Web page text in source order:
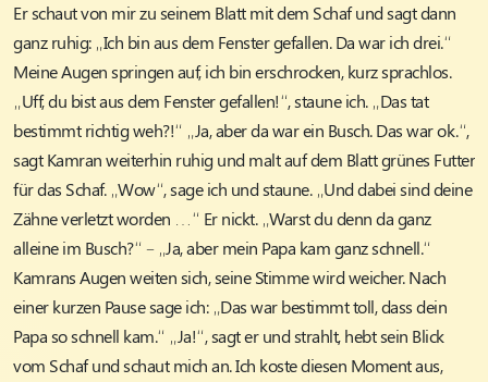
Er schaut von mir zu seinem Blatt mit dem Schaf und sagt dann
ganz ruhig: „Ich bin aus dem Fenster gefallen. Da war ich drei.“
Meine Augen springen auf, ich bin erschrocken, kurz sprachlos.
„Uff, du bist aus dem Fenster gefallen!“, staune ich. „Das tat
bestimmt richtig weh?!“ „Ja, aber da war ein Busch. Das war ok.“,
sagt Kamran weiterhin ruhig und malt auf dem Blatt grünes Futter
für das Schaf. „Wow“, sage ich und staune. „Und dabei sind deine
Zähne verletzt worden …“ Er nickt. „Warst du denn da ganz
alleine im Busch?“ – „Ja, aber mein Papa kam ganz schnell.“
Kamrans Augen weiten sich, seine Stimme wird weicher. Nach
einer kurzen Pause sage ich: „Das war bestimmt toll, dass dein
Papa so schnell kam.“ „Ja!“, sagt er und strahlt, hebt sein Blick
vom Schaf und schaut mich an. Ich koste diesen Moment aus,